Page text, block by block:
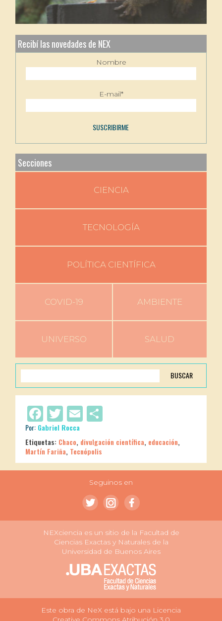
Recibí las novedades de NEX
Nombre
E-mail*
Secciones
CIENCIA
TECNOLOGÍA
POLÍTICA CIENTÍFICA
COVID-19 AMBIENTE
UNIVERSO SALUD
BUSCAR
Facebook
Twitter
Email
Por: Gabriel Rocca
Etiquetas: Chaco, divulgación científica, educación,
Martín Fariña, Tecnópolis
Seguinos en
NEXciencia es un sitio de la Facultad de
Ciencias Exactas y Naturales de la
Universidad de Buenos Aires
Este obra de NeX está bajo una Licencia